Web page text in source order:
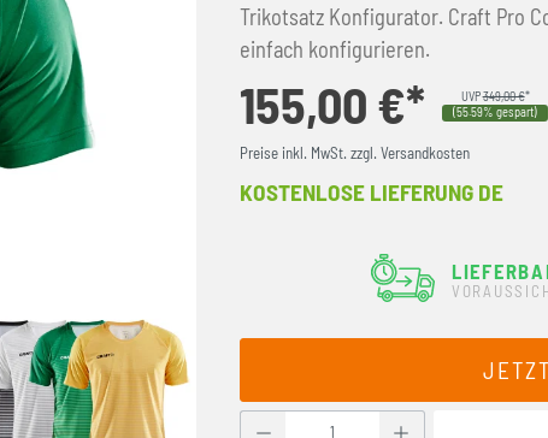
Trikotsatz Konfigurator. Craft Pro
einfach konfigurieren.
155,00 €* UVP349,00 €*
(55.59% gespart)
Preise inkl. MwSt. zzgl. Versandkosten
KOSTENLOSE LIEFERUNG DE
Produkt Anzahl: Gib den